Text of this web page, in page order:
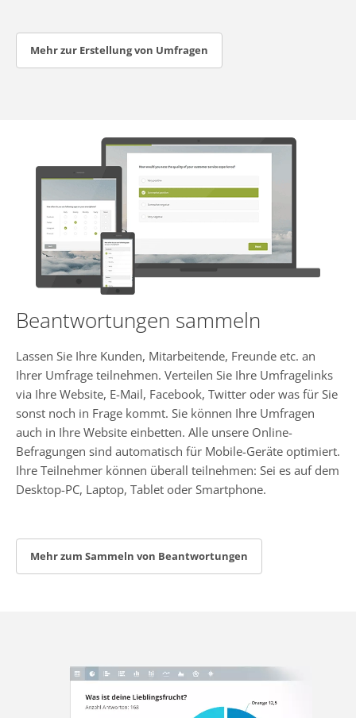
Mehr zur Erstellung von Umfragen
Beantwortungen sammeln
Lassen Sie Ihre Kunden, Mitarbeitende, Freunde etc. an
Ihrer Umfrage teilnehmen. Verteilen Sie Ihre Umfragelinks
via Ihre Website, E-Mail, Facebook, Twitter oder was für Sie
sonst noch in Frage kommt. Sie können Ihre Umfragen
auch in Ihre Website einbetten. Alle unsere Online-
Befragungen sind automatisch für Mobile-Geräte optimiert.
Ihre Teilnehmer können überall teilnehmen: Sei es auf dem
Desktop-PC, Laptop, Tablet oder Smartphone.
Mehr zum Sammeln von Beantwortungen